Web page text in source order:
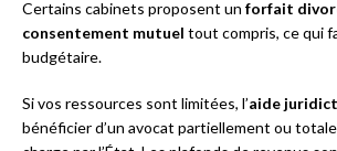
Certains cabinets proposent un forfait
consentement mutuel tout compris, ce qui
budgétaire.
Si vos ressources sont limitées, l’aide
bénéficier d’un avocat partiellement ou